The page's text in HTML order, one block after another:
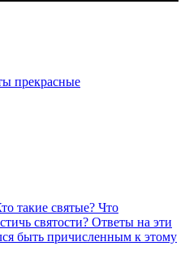
прекрасные
такие святые? Что
святости? Ответы на эти
быть причисленным к этому